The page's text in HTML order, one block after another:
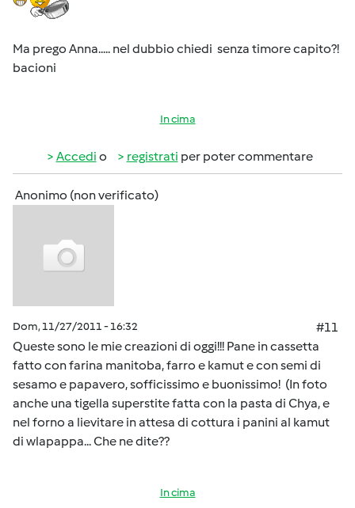
Ma prego Anna..... nel dubbio chiedi senza timore capito?!
bacioni
In cima
Accedi o registrati per poter commentare
Anonimo (non verificato)
Dom, 11/27/2011 - 16:32
#11
Queste sono le mie creazioni di oggi!!! Pane in cassetta
fatto con farina manitoba, farro e kamut e con semi di
sesamo e papavero, sofficissimo e buonissimo! (In foto
anche una tigella superstite fatta con la pasta di Chya, e
nel forno a lievitare in attesa di cottura i panini al kamut
di wlapappa... Che ne dite??
In cima